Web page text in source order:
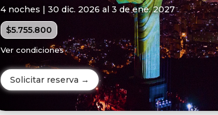
4 noches | 30 dic. 2026 al 3 de ene. 2027
$5.755.800
Ver condiciones
Solicitar reserva →